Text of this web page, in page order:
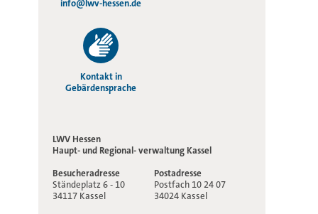
info@lwv-hessen.de
Kontakt in
Gebärdensprache
LWV Hessen
Haupt- und Regional-verwaltung Kassel
Besucheradresse
Ständeplatz 6 - 10
34117 Kassel
Postadresse
Postfach 10 24 07
34024 Kassel